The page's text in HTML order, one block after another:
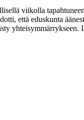
viikolla
että eduskunta